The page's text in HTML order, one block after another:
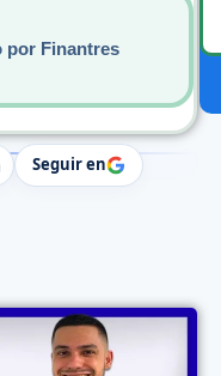
por Finantres
Seguir en